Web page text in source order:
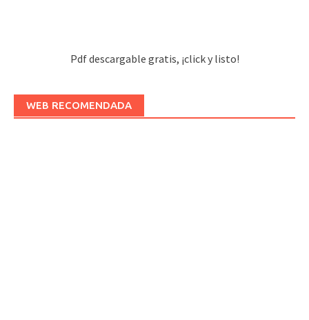
Pdf descargable gratis, ¡click y listo!
WEB RECOMENDADA